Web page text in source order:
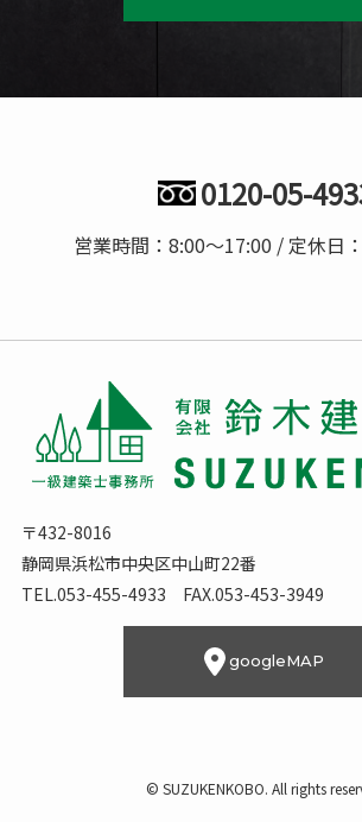
0120-05-
営業時間：8:00〜17:00 / 定休日
〒432-8016
静岡県浜松市中央区中山町22番
TEL.053-455-4933 FAX.053-453-3949
googleMAP
© SUZUKENKOBO. All rights